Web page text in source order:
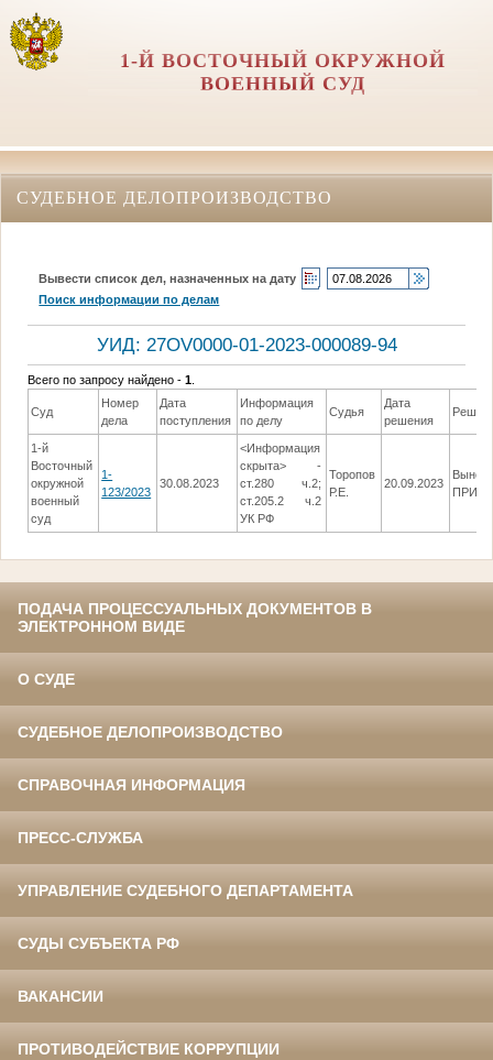
1-Й ВОСТОЧНЫЙ ОКРУЖНОЙ
ВОЕННЫЙ СУД
СУДЕБНОЕ ДЕЛОПРОИЗВОДСТВО
Вывести список дел, назначенных на дату
Поиск информации по делам
УИД: 27OV0000-01-2023-000089-94
Всего по запросу найдено -1
Суд
Номер
дела
Дата
поступления
Информация
по делу
Судья
Дата
решения
1-й
Восточный
окружной
военный
суд
1-
123/2023
30.08.2023
<Информация
скрыта> -
ст.280 ч.2;
ст.205.2 ч.2
УК РФ
Торопов
Р.Е.
20.09.2023
ПОДАЧА ПРОЦЕССУАЛЬНЫХ ДОКУМЕНТОВ В
ЭЛЕКТРОННОМ ВИДЕ
О СУДЕ
СУДЕБНОЕ ДЕЛОПРОИЗВОДСТВО
СПРАВОЧНАЯ ИНФОРМАЦИЯ
ПРЕСС-СЛУЖБА
УПРАВЛЕНИЕ СУДЕБНОГО ДЕПАРТАМЕНТА
СУДЫ СУБЪЕКТА РФ
ВАКАНСИИ
ПРОТИВОДЕЙСТВИЕ КОРРУПЦИИ